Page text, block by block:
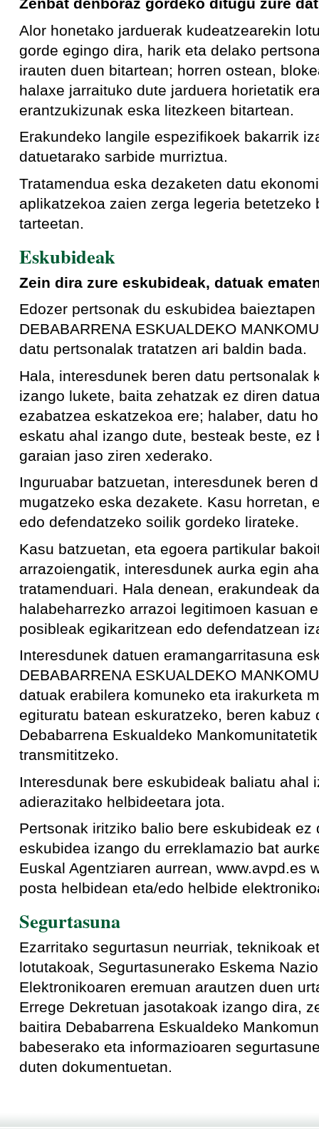
Zenbat denboraz gordeko ditugu zure
Alor honetako jarduerak kudeatzearekin
gorde egingo dira, harik eta delako
irauten duen bitartean; horren ostean,
halaxe jarraituko dute jarduera horietatik
erantzukizunak eska litezkeen bitartean.
Erakundeko langile espezifikoek bakarrik
datuetarako sarbide murriztua.
Tratamendua eska dezaketen datu
aplikatzekoa zaien zerga legeria betetzeko
tarteetan.
Eskubideak
Zein dira zure eskubideak, datuak
Edozer pertsonak du eskubidea
DEBABARRENA ESKUALDEKO
datu pertsonalak tratatzen ari baldin bada.
Hala, interesdunek beren datu pertsonalak
izango lukete, baita zehatzak ez diren
ezabatzea eskatzekoa ere; halaber, datu
eskatu ahal izango dute, besteak beste, ez
garaian jaso ziren xederako.
Inguruabar batzuetan, interesdunek beren
mugatzeko eska dezakete. Kasu horretan,
edo defendatzeko soilik gordeko lirateke.
Kasu batzuetan, eta egoera partikular
arrazoiengatik, interesdunek aurka egin
tratamenduari. Hala denean, erakundeak
halabeharrezko arrazoi legitimoen kasuan
posibleak egikaritzean edo defendatzean
Interesdunek datuen eramangarritasuna
DEBABARRENA ESKUALDEKO
datuak erabilera komuneko eta irakurketa
egituratu batean eskuratzeko, beren kabuz
Debabarrena Eskualdeko
transmititzeko.
Interesdunak bere eskubideak baliatu ahal
adierazitako helbideetara jota.
Pertsonak iritziko balio bere eskubideak ez
eskubidea izango du erreklamazio bat
Euskal Agentziaren aurrean, www.avpd.es
posta helbidean eta/edo helbide
Segurtasuna
Ezarritako segurtasun neurriak, teknikoak
lotutakoak, Segurtasunerako Eskema
Elektronikoaren eremuan arautzen duen
Errege Dekretuan jasotakoak izango dira,
baitira Debabarrena Eskualdeko
babeserako eta informazioaren
duten dokumentuetan.